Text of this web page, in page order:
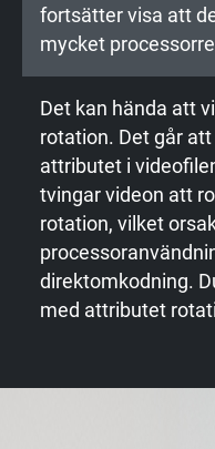
fortsätter visa att
mycket
Det kan hända att
rotation. Det går
attributet i
tvingar videon att
rotation, vilket
direktomkodning.
med attributet